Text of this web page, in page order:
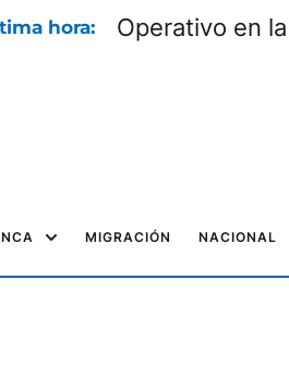
hora: Operativo en
MIGRACIÓN NACIONAL